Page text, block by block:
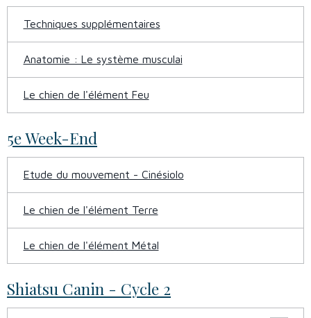
Techniques supplémentaires
Anatomie : Le système musculai
Le chien de l'élément Feu
5e Week-End
Etude du mouvement - Cinésiolo
Le chien de l'élément Terre
Le chien de l'élément Métal
Shiatsu Canin - Cycle 2